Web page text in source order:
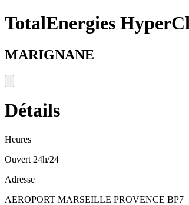
TotalEnergies
MARIGNANE
Détails
Heures
Ouvert 24h/24
Adresse
AEROPORT MARSEILLE PROVENCE BP7